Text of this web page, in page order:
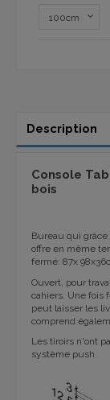
Description
Console
bois
Bureau qui
offre en même
fermé: 87x
Ouvert, pour
cahiers. Une fois
peut laisser les
comprend
Les tiroirs n'ont
système push.